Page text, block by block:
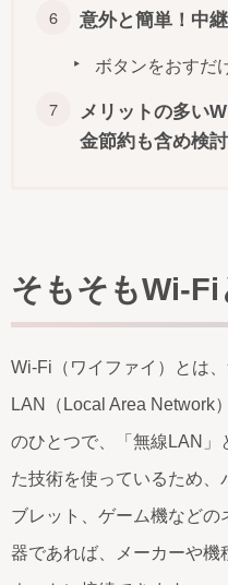
意外と簡単！中
ボタンをおすだ
メリットの多い
金節約も含め検
そもそもWi-Fi
Wi-Fi（ワイファイ）とは
LAN（Local Area Network
のひとつで、「無線LAN」
た技術を使っているため、
ブレット、ゲーム機など
器であれば、メーカーや機